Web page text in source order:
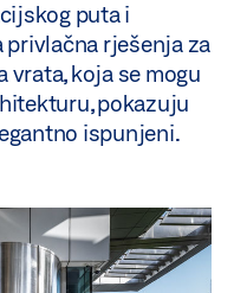
puta i
rješenja za
koja se mogu
pokazuju
ispunjeni.